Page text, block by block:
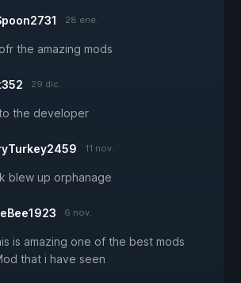
28 ene.
the amazing mods
29 dic.
the developer
11 nov.
blew up orphanage
6 nov.
is amazing one of the best mods
that i have seen